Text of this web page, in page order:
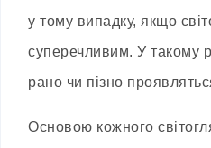
у тому випадку, якщо
суперечливим. У такому
рано чи пізно
Основою кожного